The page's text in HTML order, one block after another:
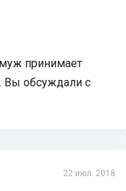
принимает
Вы обсуждали с
22 июл. 2018